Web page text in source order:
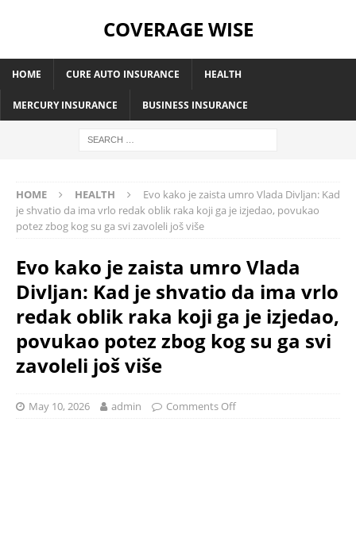
COVERAGE WISE
HOME CURE AUTO INSURANCE HEALTH
MERCURY INSURANCE BUSINESS INSURANCE
HOME HEALTH
Evo kako je zaista umro Vlada Divljan: Kad
je shvatio da ima vrlo redak oblik raka koji ga je izjedao, povukao
potez zbog kog su ga svi zavoleli još više
Evo kako je zaista umro Vlada
Divljan: Kad je shvatio da ima vrlo
redak oblik raka koji ga je izjedao,
povukao potez zbog kog su ga svi
zavoleli još više
May 10, 2026 admin Comments Off